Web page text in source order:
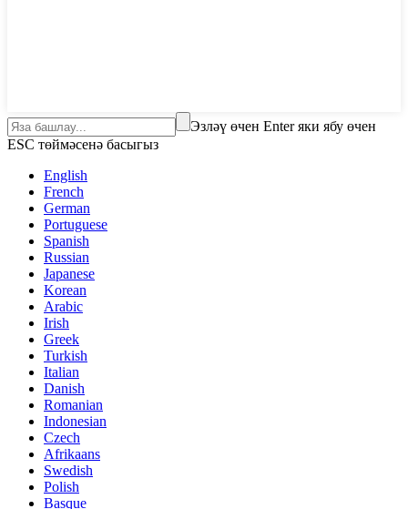
Эзләү өчен Enter яки ябу өчен
ESC төймәсенә басыгыз
English
French
German
Portuguese
Spanish
Russian
Japanese
Korean
Arabic
Irish
Greek
Turkish
Italian
Danish
Romanian
Indonesian
Czech
Afrikaans
Swedish
Polish
Basque